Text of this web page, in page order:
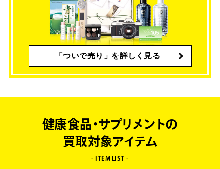
「ついで売り」を詳しく見る
健康食品・サプリメントの
買取対象アイテム
- ITEM LIST -